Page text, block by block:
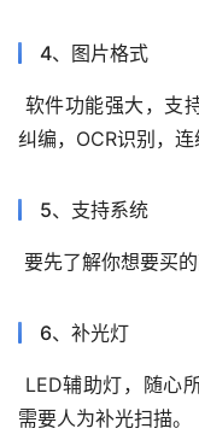
4、图片格式
软件功能强大，支
纠编， OCR识别，
5、支持系统
要先了解你想要买
6、补光灯
LED辅助灯，随心
需要人为补光扫描。